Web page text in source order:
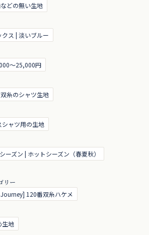
どの無い生地
クス | 淡いブルー
～25,000円
糸のシャツ生地
シャツ用の生地
ーズン | ホットシーズン（春夏秋）
リー
120番双糸ハケメ
生地